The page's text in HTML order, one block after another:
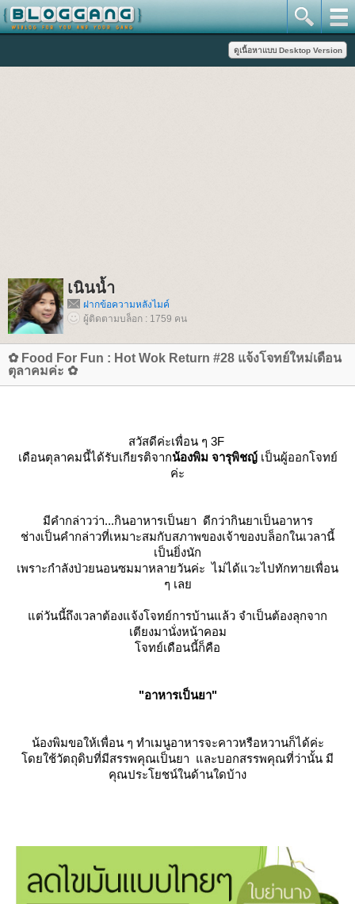
เนินน้ำ
ฝากข้อความหลังไมค์
ผู้ติดตามบล็อก : 1759 คน
✿ Food For Fun : Hot Wok Return #28 แจ้งโจทย์ใหม่เดือน
ตุลาคมค่ะ ✿
สวัสดีค่ะเพื่อน ๆ 3F
เดือนตุลาคมนี้ได้รับเกียรติจากน้องพิม จารุพิชญ์ เป็นผู้ออกโจทย์
ค่ะ
มีคำกล่าวว่า...กินอาหารเป็นยา ดีกว่ากินยาเป็นอาหาร
ช่างเป็นคำกล่าวที่เหมาะสมกับสภาพของเจ้าของบล็อกในเวลานี้
เป็นยิ่งนัก
เพราะกำลังป่วยนอนซมมาหลายวันค่ะ ไม่ได้แวะไปทักทายเพื่อน
ๆ เล
ต่วันนี้ถึงเวลาต้องแจ้งโจทย์การบ้านแล้ว จำเป็นต้องลุกจาก
เตียงมานั่งหน้าคอม
จทย์เดือนนี้ก็คือ
"อาหารเป็นยา"
น้องพิมขอให้เพื่อน ๆ ทำเมนูอาหารจะคาวหรือหวานก็ได้ค่ะ
ดยใช้วัตถุดิบที่มีสรรพคุณเป็นยา และบอกสรรพคุณที่ว่านั้น มี
คุณประโยชน์ในด้านใดบ้าง